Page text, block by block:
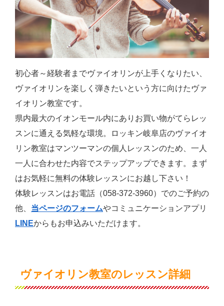
初心者～経験者までヴァイオリンが上手くなりたい、
ヴァイオリンを楽しく弾きたいという方に向けたヴァ
イオリン教室です。
県内最大のイオンモール内にありお買い物がてらレッ
スンに通える気軽な環境。ロッキン岐阜店のヴァイオ
リン教室はマンツーマンの個人レッスンのため、一人
一人に合わせた内容でステップアップできます。まず
はお気軽に無料の体験レッスンにお越し下さい！
体験レッスンはお電話（058-372-3960）でのご予約の
他、 当ページのフォームやコミュニケーションアプリ
LINEからもお申込みいただけます。
ヴァイオリン教室のレッスン詳細